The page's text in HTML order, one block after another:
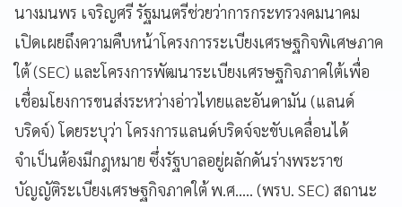
นางมนพร เจริญศรี รัฐมนตรีช่วยว่าการกระทรวงคมนาคม
เปิดเผยถึงความคืบหน้าโครงการระเบียงเศรษฐกิจพิเศษภาค
ใต้ (SEC) และโครงการพัฒนาระเบียงเศรษฐกิจภาคใต้เพื่อ
เชื่อมโยงการขนส่งระหว่างอ่าวไทยและอันดามัน (แลนด์
บริดจ์) โดยระบุว่า โครงการแลนด์บริดจ์จะขับเคลื่อนได้
จำเป็นต้องมีกฎหมาย ซึ่งรัฐบาลอยู่ผลักดันร่างพระราช
บัญญัติระเบียงเศรษฐกิจภาคใต้ พ.ศ….. (พรบ. SEC) สถานะ